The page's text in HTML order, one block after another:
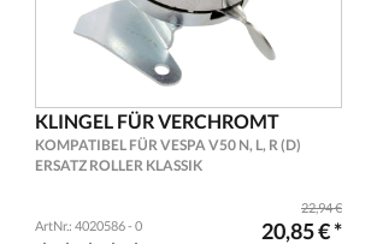
KLINGEL FÜR VERCHROMT
KOMPATIBEL FÜR VESPA V50 N, L, R (D)
ERSATZ ROLLER KLASSIK
ArtNr.: 4020586 - 0
22,94 €
20,85 € *